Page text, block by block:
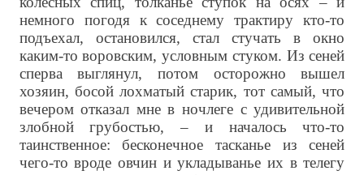
немного погодя к соседнему трактиру кто-то
подъехал, остановился, стал стучать в окно
каким-то воровским, условным стуком. Из сеней
сперва выглянул, потом осторожно вышел
хозяин, босой лохматый старик, тот самый, что
вечером отказал мне в ночлеге с удивительной
злобной грубостью, – и началось что-то
таинственное: бесконечное тасканье из сеней
чего-то вроде овчин и укладыванье их в телегу